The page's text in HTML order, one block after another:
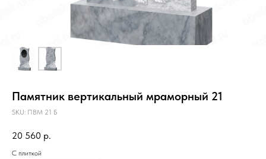
Памятник вертикальный мраморный 21
SKU: ПВМ 21 Б
20 560 р.
C плиткой